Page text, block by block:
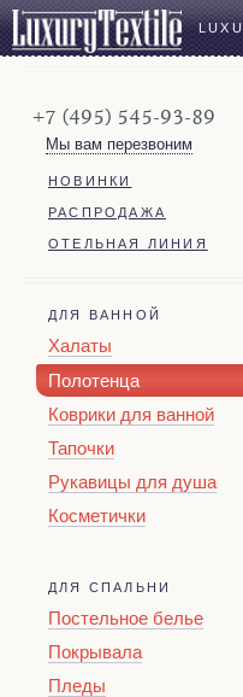
+7 (495) 545-93-89
Мы вам перезвоним
НОВИНКИ
РАСПРОДАЖА
ОТЕЛЬНАЯ ЛИНИЯ
ДЛЯ ВАННОЙ
Халаты
Полотенца
Коврики для ванной
Тапочки
Рукавицы для душа
Косметички
ДЛЯ СПАЛЬНИ
Постельное белье
Покрывала
Пледы